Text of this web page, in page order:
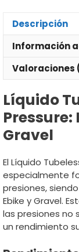
Descripción
Información
Valoraciones
Líquido
Pressure:
Gravel
El Líquido
especialmente
presiones,
Ebike y Gravel.
las presiones no
un rendimiento